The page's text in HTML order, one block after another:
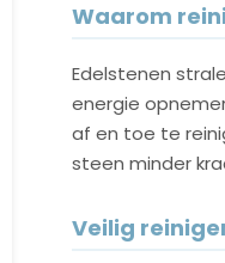
Waarom
Edelstenen
energie
af en toe te
steen minder
Veilig